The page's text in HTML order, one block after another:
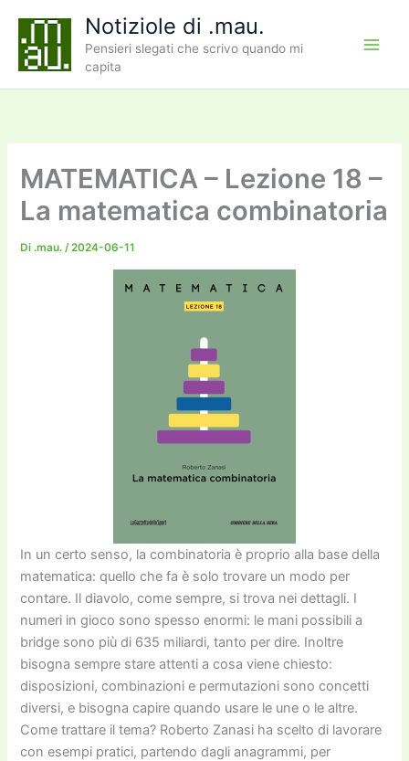
contenuto
Notiziole di .mau.
Pensieri slegati che scrivo quando mi
capita
MATEMATICA – Lezione 18 –
La matematica combinatoria
Di .mau./2024-06-11
In un certo senso, la combinatoria è proprio alla base della
matematica: quello che fa è solo trovare un modo per
contare. Il diavolo, come sempre, si trova nei dettagli. I
numeri in gioco sono spesso enormi: le mani possibili a
bridge sono più di 635 miliardi, tanto per dire. Inoltre
bisogna sempre stare attenti a cosa viene chiesto:
disposizioni, combinazioni e permutazioni sono concetti
diversi, e bisogna capire quando usare le une o le altre.
Come trattare il tema? Roberto Zanasi ha scelto di lavorare
con esempi pratici, partendo dagli anagrammi, per